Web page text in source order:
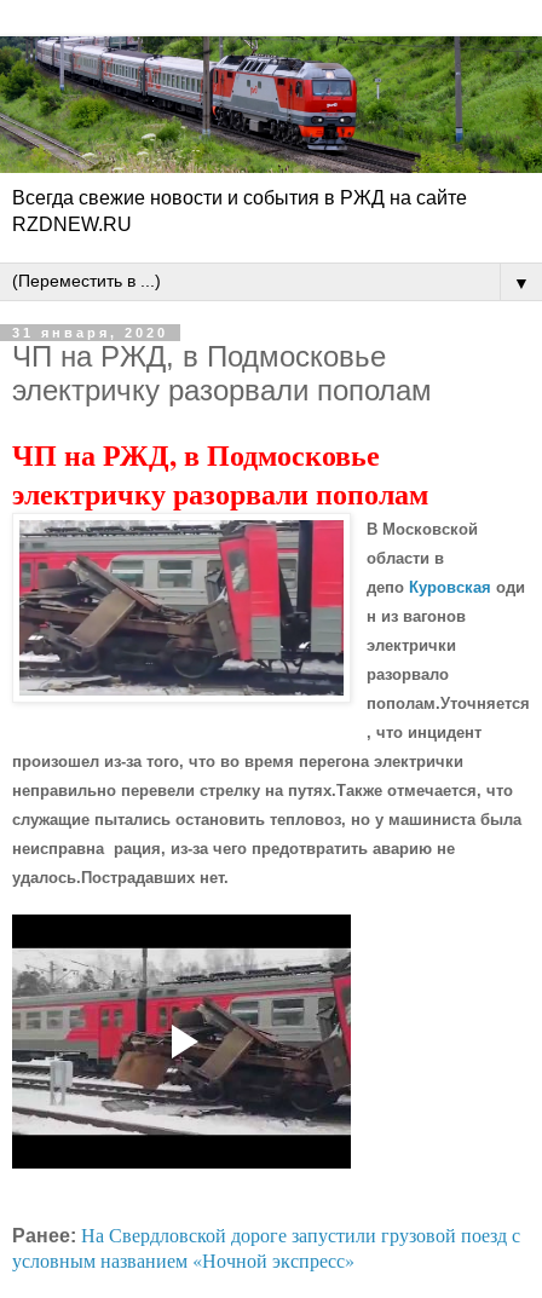
Всегда свежие новости и события в РЖД на сайте
RZDNEW.RU
▼
31 января, 2020
ЧП на РЖД, в Подмосковье
электричку разорвали пополам
ЧП на РЖД, в Подмосковье
электричку разорвали пополам
В Московской
области в
депо Куровская оди
н из вагонов
электрички
разорвало
пополам.Уточняется
, что инцидент
произошел из-за того, что во время перегона электрички
неправильно перевели стрелку на путях.Также отмечается, что
служащие пытались остановить тепловоз, но у машиниста была
неисправна рация, из-за чего предотвратить аварию не
удалось.Пострадавших нет.
Ранее: На Свердловской дороге запустили грузовой поезд с
условным названием «Ночной экспресс»